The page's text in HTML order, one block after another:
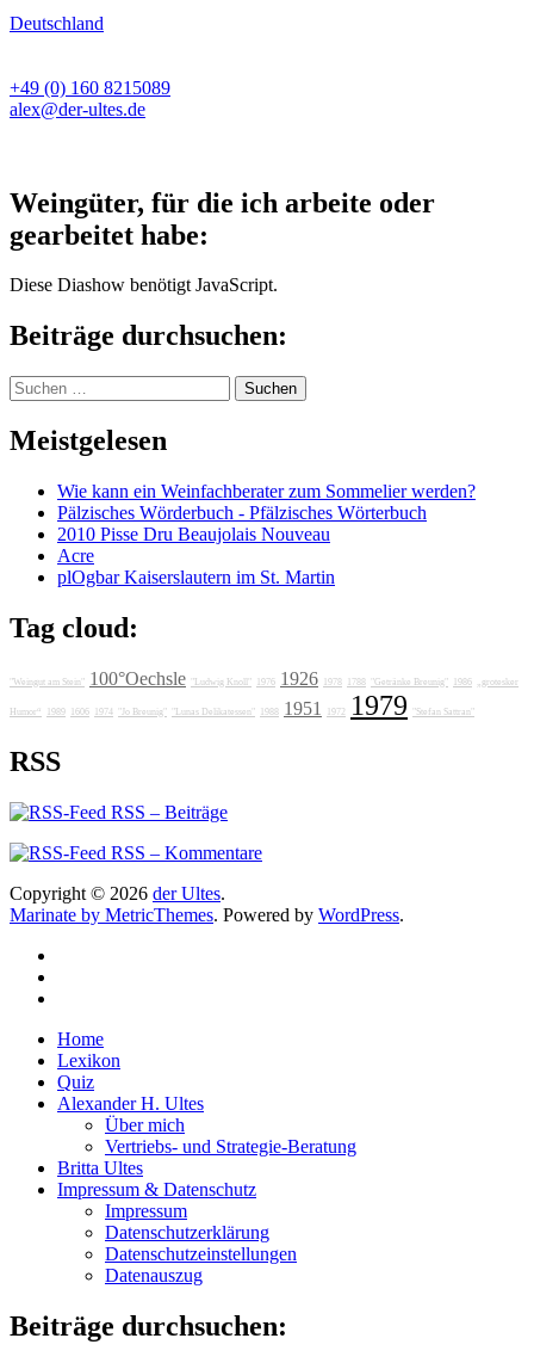
Deutschland
+49 (0) 160 8215089
alex@der-ultes.de
Weingüter, für die ich arbeite oder
gearbeitet habe:
Diese Diashow benötigt JavaScript.
Beiträge durchsuchen:
Suchen
nach:
Meistgelesen
Wie kann ein Weinfachberater zum Sommelier werden?
Pälzisches Wörderbuch - Pfälzisches Wörterbuch
2010 Pisse Dru Beaujolais Nouveau
Acre
plOgbar Kaiserslautern im St. Martin
Tag cloud:
"Weingut am Stein" 100°Oechsle "Ludwig Knoll" 1976 1926 1978 1788 "Getränke Breunig" 1986 „grotesker
Humor“ 1989 1606 1974 "Jo Breunig" "Lunas Delikatessen" 1988 1951 1972 1979 "Stefan Sattran"
RSS
RSS – Beiträge
RSS – Kommentare
Copyright © 2026 der Ultes.
Marinate by MetricThemes. Powered by WordPress.
Home
Lexikon
Quiz
Alexander H. Ultes
Über mich
Vertriebs- und Strategie-Beratung
Britta Ultes
Impressum & Datenschutz
Impressum
Datenschutzerklärung
Datenschutzeinstellungen
Datenauszug
Beiträge durchsuchen: